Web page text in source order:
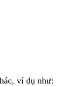
ví dụ như: